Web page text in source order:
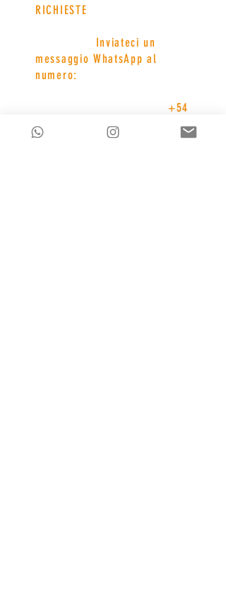
RICHIESTE
Inviateci un
messaggio WhatsApp al
numero:
+54
11 3591 9270